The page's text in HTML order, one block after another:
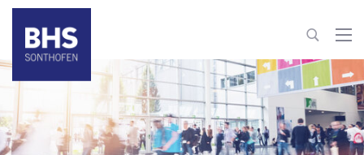
+33 664 410330
alexandre.bernabe@bhs-sonthofen.com